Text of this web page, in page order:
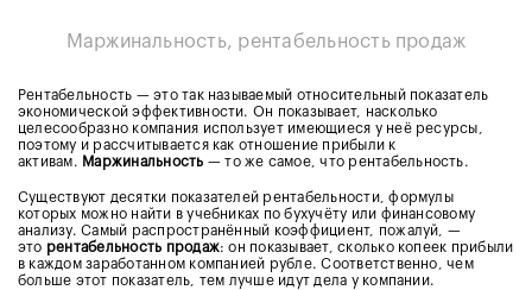
Маржинальность, рентабельность продаж
Рентабельность — это так называемый относительный показатель
экономической эффективности. Он показывает, насколько
целесообразно компания использует имеющиеся у неё ресурсы,
поэтому и рассчитывается как отношение прибыли к
активам. Маржинальность — то же самое, что рентабельность.
Существуют десятки показателей рентабельности, формулы
которых можно найти в учебниках по бухучёту или финансовому
анализу. Самый распространённый коэффициент, пожалуй, —
это рентабельность продаж: он показывает, сколько копеек прибыли
в каждом заработанном компанией рубле. Соответственно, чем
больше этот показатель, тем лучше идут дела у компании.